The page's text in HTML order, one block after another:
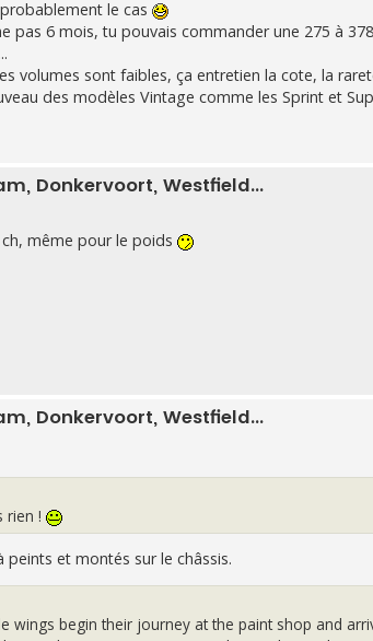
le cas
pas 6 mois, tu pouvais commander une 275 à
volumes sont faibles, ça entretien la cote, la
des modèles Vintage comme les Sprint et
Donkervoort, Westfield...
même pour le poids
Donkervoort, Westfield...
rien !
peints et montés sur le châssis.
wings begin their journey at the paint shop and